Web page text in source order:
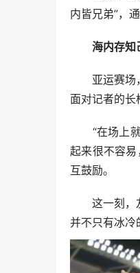
内皆兄弟”，
海内存知
亚运赛场，
面对记者的长
“在场上就
起来很不容
互鼓励。
这一刻，友
并不只有冰冷